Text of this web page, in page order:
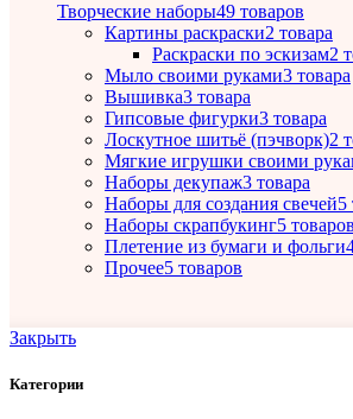
Творческие наборы49 товаров
Картины раскраски2 товара
Раскраски по эскизам2
Мыло своими руками3 товара
Вышивка3 товара
Гипсовые фигурки3 товара
Лоскутное шитьё (пэчворк)2
Мягкие игрушки своими
Наборы декупаж3 товара
Наборы для создания свечей5
Наборы скрапбукинг5 товаров
Плетение из бумаги и фольги
Прочее5 товаров
Закрыть
Категории